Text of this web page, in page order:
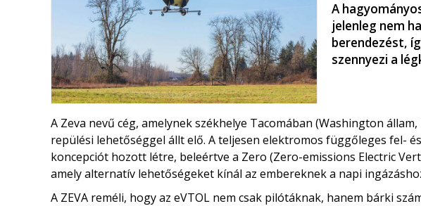
A
jelenleg nem
berendezést,
szennyezi a
A Zeva nevű cég, amelynek székhelye Tacomában (Washington
repülési lehetőséggel állt elő. A teljesen elektromos függőleges fel-
koncepciót hozott létre, beleértve a Zero (Zero-emissions Electric
amely alternatív lehetőségeket kínál az embereknek a napi
A ZEVA reméli, hogy az eVTOL nem csak pilótáknak, hanem bárki